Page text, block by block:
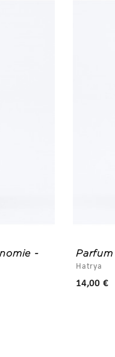
-
Hatrya
14,00 €